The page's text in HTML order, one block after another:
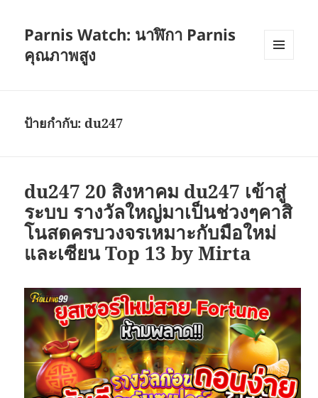
Parnis Watch: นาฬิกา Parnis
คุณภาพสูง
ป้ายกำกับ:du247
du247 20 สิงหาคม du247 เข้าสู่
ระบบ รางวัลใหญ่มาเป็นช่วงๆคาสิ
โนสดครบวงจรเหมาะกับมือใหม่
และเซียน Top 13 by Mirta